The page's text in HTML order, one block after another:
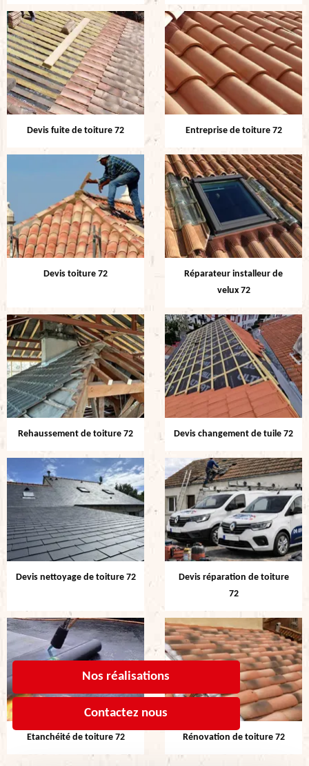
Nos réalisations
Contactez nous
Devis fuite de toiture 72 Entreprise de toiture 72
Devis toiture 72
Réparateur installeur de
velux 72
Rehaussement de toiture 72 Devis changement de tuile 72
Devis nettoyage de toiture 72
Devis réparation de toiture
72
Etanchéité de toiture 72 Rénovation de toiture 72